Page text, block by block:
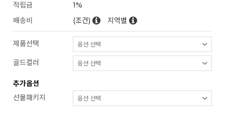
적립금
1%
배송비
(조건) 지역별
제품선택
골드컬러
추가옵션
선물패키지